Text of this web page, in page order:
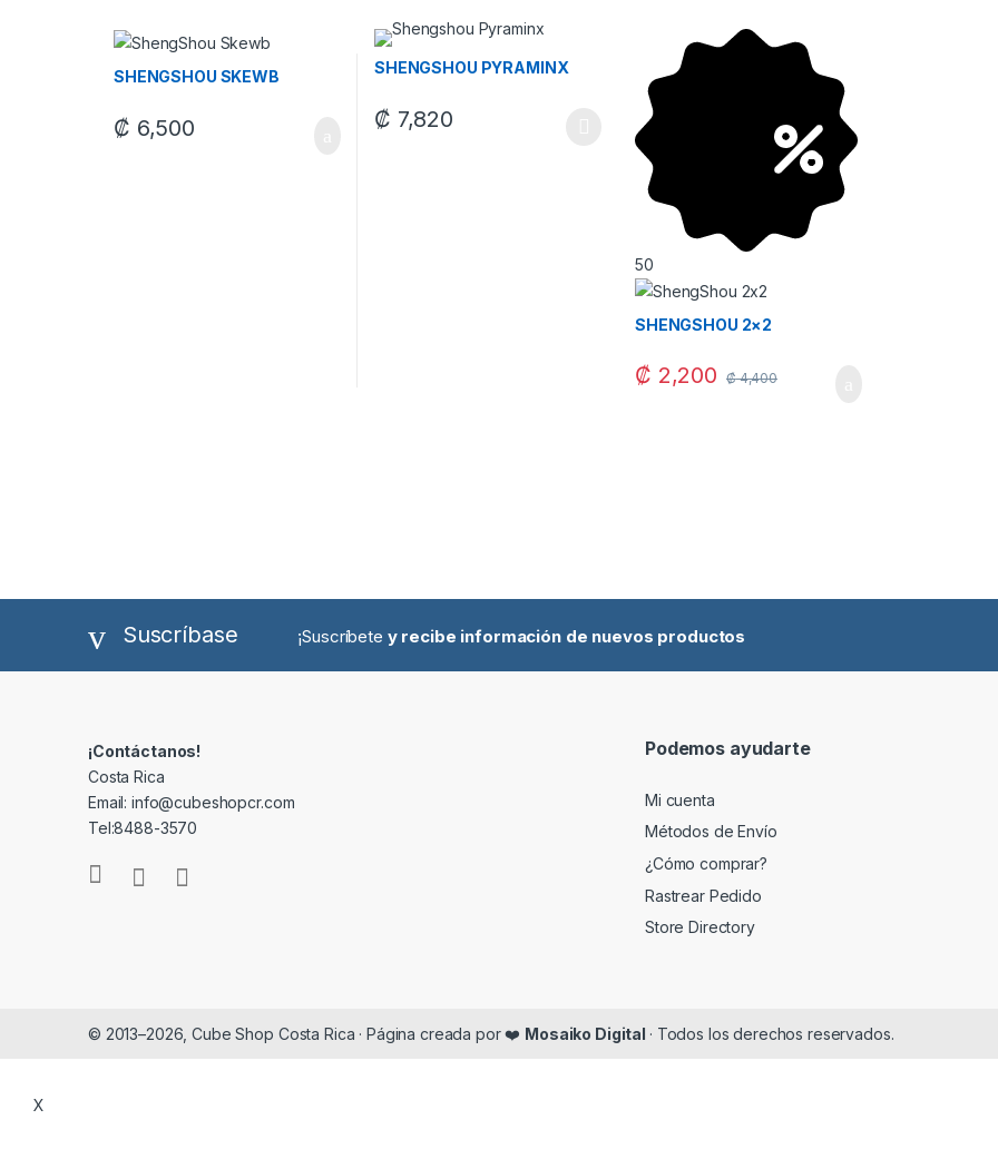
SHENGSHOU SKEWB
₡ 6,500
SHENGSHOU PYRAMINX
₡ 7,820
Este producto tiene múltiples variantes. Las opciones se pueden elegir en la página
50
SHENGSHOU 2×2
₡ 2,200 ₡4,400
Suscríbase ¡Suscríbete y recibe información de nuevos productos
¡Contáctanos!
Costa Rica
Email: info@cubeshopcr.com
Tel:8488-3570
Podemos ayudarte
Mi cuenta
Métodos de Envío
¿Cómo comprar?
Rastrear Pedido
Store Directory
© 2013–2026, Cube Shop Costa Rica · Página creada por ❤️ Mosaiko Digital · Todos los derechos reservados.
X